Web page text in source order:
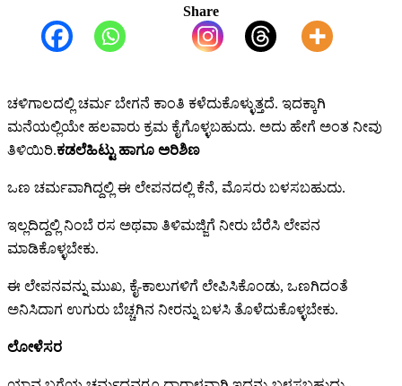
Share
ಚಳಿಗಾಲದಲ್ಲಿ ಚರ್ಮ ಬೇಗನೆ ಕಾಂತಿ ಕಳೆದುಕೊಳ್ಳುತ್ತದೆ. ಇದಕ್ಕಾಗಿ
ಮನೆಯಲ್ಲಿಯೇ ಹಲವಾರು ಕ್ರಮ ಕೈಗೊಳ್ಳಬಹುದು. ಅದು ಹೇಗೆ ಅಂತ ನೀವು
ತಿಳಿಯಿರಿ.ಕಡಲೆಹಿಟ್ಟು ಹಾಗೂ ಅರಿಶಿಣ
ಒಣ ಚರ್ಮವಾಗಿದ್ದಲ್ಲಿ ಈ ಲೇಪನದಲ್ಲಿ ಕೆನೆ, ಮೊಸರು ಬಳಸಬಹುದು.
ಇಲ್ಲದಿದ್ದಲ್ಲಿ ನಿಂಬೆ ರಸ ಅಥವಾ ತಿಳಿಮಜ್ಜಿಗೆ ನೀರು ಬೆರೆಸಿ ಲೇಪನ
ಮಾಡಿಕೊಳ್ಳಬೇಕು.
ಈ ಲೇಪನವನ್ನು ಮುಖ, ಕೈ-ಕಾಲುಗಳಿಗೆ ಲೇಪಿಸಿಕೊಂಡು, ಒಣಗಿದಂತೆ
ಅನಿಸಿದಾಗ ಉಗುರು ಬೆಚ್ಚಗಿನ ನೀರನ್ನು ಬಳಸಿ ತೊಳೆದುಕೊಳ್ಳಬೇಕು.
ಲೋಳೆಸರ